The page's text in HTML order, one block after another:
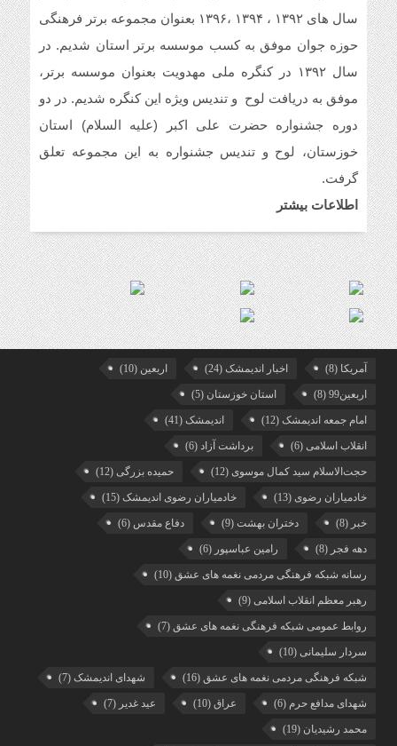
سلام خسته نباشین فایل صوتی بیکلام سرود
حجاب فاطمی رو می خواستم .(دختران
سال های ۱۳۹۲ ، ۱۳۹۴ ،۱۳۹۶ بعنوان مجموعه برتر فرهنگی
حوزه جوان موفق به کسب موسسه برتر استان شدیم. در
سال ۱۳۹۲ در کنگره ملی مهدویت بعنوان موسسه برتر،
موفق به دریافت لوح و تندیس ویژه این کنگره شدیم. در دو
دوره جشنواره حضرت علی اکبر (علیه السلام) استان
خوزستان، لوح و تندیس جشنواره به این مجموعه تعلق
گرفت.
اطلاعات بیشتر
آمریکا (8) اخبار اندیمشک (24) اربعین (10)
اربعین99 (8) استان خوزستان (5)
امام جمعه اندیمشک (12) اندیمشک (41)
انقلاب اسلامی (6) برداشت آزاد (6)
حجت‌الاسلام سید کمال موسوی (12) حمیده بزرگی (12)
خادمیاران رضوی (13) خادمیاران رضوی اندیمشک (15)
خبر (8) دختران بهشت (9) دفاع مقدس (6)
دهه فجر (8) رامین عباسپور (6)
رسانه شبکه فرهنگی مردمی نغمه های عشق (10)
رهبر معظم انقلاب اسلامی (9)
روابط عمومی شبکه فرهنگی نغمه های عشق (7)
سردار سلیمانی (10)
شبکه فرهنگی مردمی نغمه های عشق (16) شهدای اندیمشک (7)
شهدای مدافع حرم (6) عراق (10) عید غدیر (7)
محمد رشیدیان (19)